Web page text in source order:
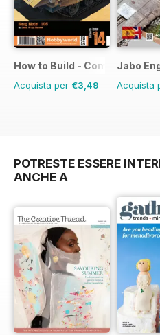
How to Build - Como Montar
Acquista per €3,49
Jabo
Acquista
POTRESTE ESSERE
ANCHE A